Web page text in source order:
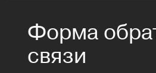
Форма
связи